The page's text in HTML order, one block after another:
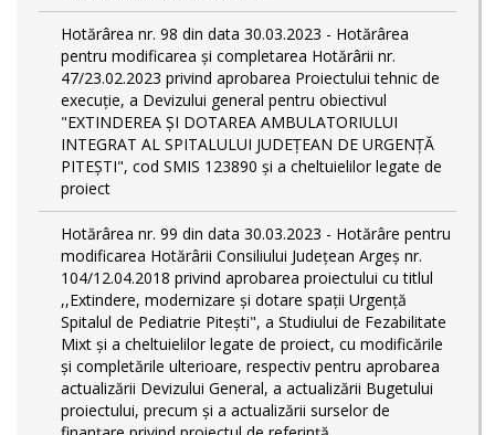
Hotărârea nr. 98 din data 30.03.2023 - Hotărârea
pentru modificarea și completarea Hotărârii nr.
47/23.02.2023 privind aprobarea Proiectului tehnic de
execuție, a Devizului general pentru obiectivul
"EXTINDEREA ȘI DOTAREA AMBULATORIULUI
INTEGRAT AL SPITALULUI JUDEȚEAN DE URGENȚĂ
PITEȘTI", cod SMIS 123890 și a cheltuielilor legate de
proiect
Hotărârea nr. 99 din data 30.03.2023 - Hotărâre pentru
modificarea Hotărârii Consiliului Județean Argeș nr.
104/12.04.2018 privind aprobarea proiectului cu titlul
,,Extindere, modernizare și dotare spații Urgență
Spitalul de Pediatrie Pitești", a Studiului de Fezabilitate
Mixt și a cheltuielilor legate de proiect, cu modificările
și completările ulterioare, respectiv pentru aprobarea
actualizării Devizului General, a actualizării Bugetului
proiectului, precum și a actualizării surselor de